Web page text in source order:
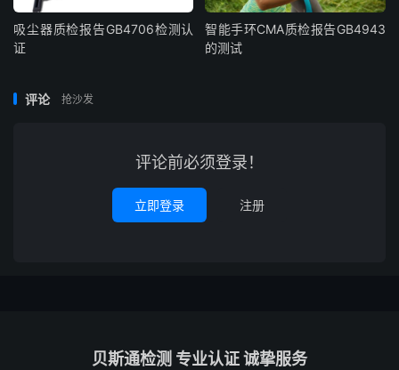
吸尘器质检报告GB4706检测认
证
智能手环CMA质检报告GB4943
的测试
评论 抢沙发
评论前必须登录！
立即登录 注册
贝斯通检测 专业认证 诚挚服务